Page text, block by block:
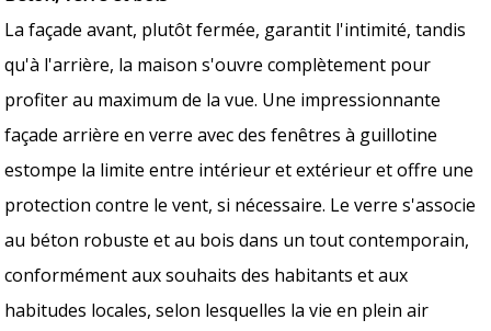
La façade avant, plutôt fermée, garantit l'intimité, tandis
qu'à l'arrière, la maison s'ouvre complètement pour
profiter au maximum de la vue. Une impressionnante
façade arrière en verre avec des fenêtres à guillotine
estompe la limite entre intérieur et extérieur et offre une
protection contre le vent, si nécessaire. Le verre s'associe
au béton robuste et au bois dans un tout contemporain,
conformément aux souhaits des habitants et aux
habitudes locales, selon lesquelles la vie en plein air